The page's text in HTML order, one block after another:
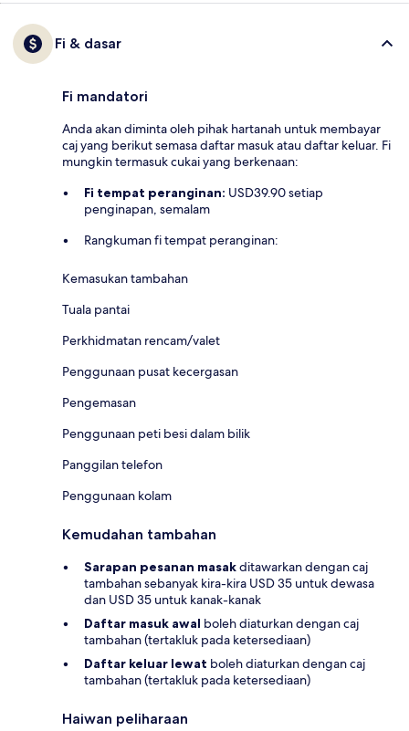
Fi & dasar
Fi mandatori
Anda akan diminta oleh pihak hartanah untuk membayar
caj yang berikut semasa daftar masuk atau daftar keluar. Fi
mungkin termasuk cukai yang berkenaan:
Fi tempat peranginan: USD39.90 setiap
penginapan, semalam
Rangkuman fi tempat peranginan:
Kemasukan tambahan
Tuala pantai
Perkhidmatan rencam/valet
Penggunaan pusat kecergasan
Pengemasan
Penggunaan peti besi dalam bilik
Panggilan telefon
Penggunaan kolam
Kemudahan tambahan
Sarapan pesanan masakditawarkan dengan caj
tambahan sebanyak kira-kira USD 35 untuk dewasa
dan USD 35 untuk kanak-kanak
Daftar masuk awal boleh diaturkan dengan caj
tambahan (tertakluk pada ketersediaan)
Daftar keluar lewat boleh diaturkan dengan caj
tambahan (tertakluk pada ketersediaan)
Haiwan peliharaan